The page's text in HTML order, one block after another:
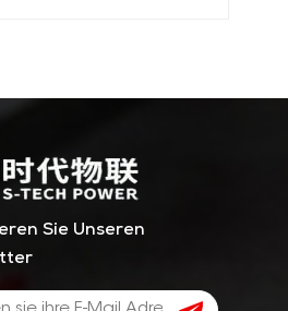
Sie Unseren